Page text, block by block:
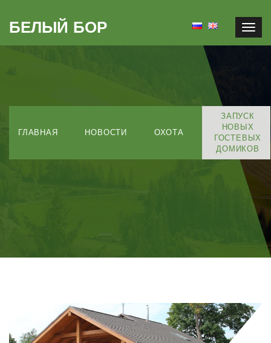
БЕЛЫЙ БОР
ГЛАВНАЯ НОВОСТИ ОХОТА
ЗАПУСК
НОВЫХ
ГОСТЕВЫХ
ДОМИКОВ